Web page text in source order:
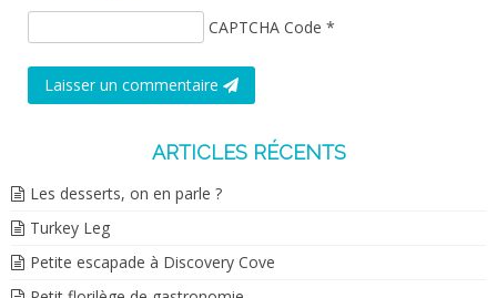
CAPTCHA Code *
Laisser un commentaire
ARTICLES RÉCENTS
Les desserts, on en parle ?
Turkey Leg
Petite escapade à Discovery Cove